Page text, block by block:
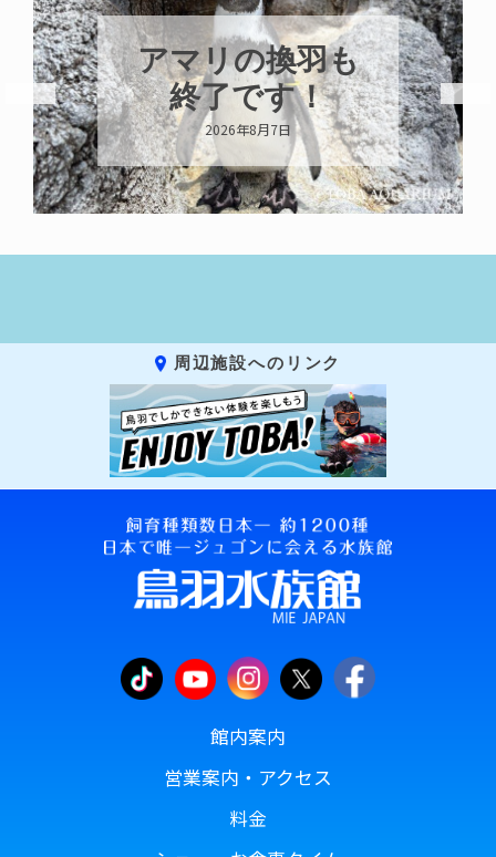
アマリの換羽も
終了です！
2026年8月7日
周辺施設へのリンク
館内案内
営業案内・アクセス
料金